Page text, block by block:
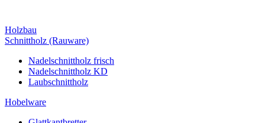
Holzbau
Schnittholz (Rauware)
Nadelschnittholz frisch
Nadelschnittholz KD
Laubschnittholz
Hobelware